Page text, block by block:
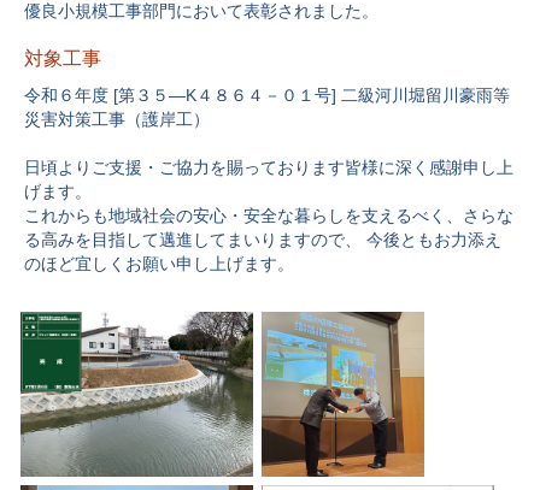
優良小規模工事部門において表彰されました。
対象工事
令和６年度 [第３５―K４８６４－０１号] 二級河川堀留川豪雨等
災害対策工事（護岸工）
日頃よりご支援・ご協力を賜っております皆様に深く感謝申し上
げます。
これからも地域社会の安心・安全な暮らしを支えるべく、さらな
る高みを目指して邁進してまいりますので、 今後ともお力添え
のほど宜しくお願い申し上げます。